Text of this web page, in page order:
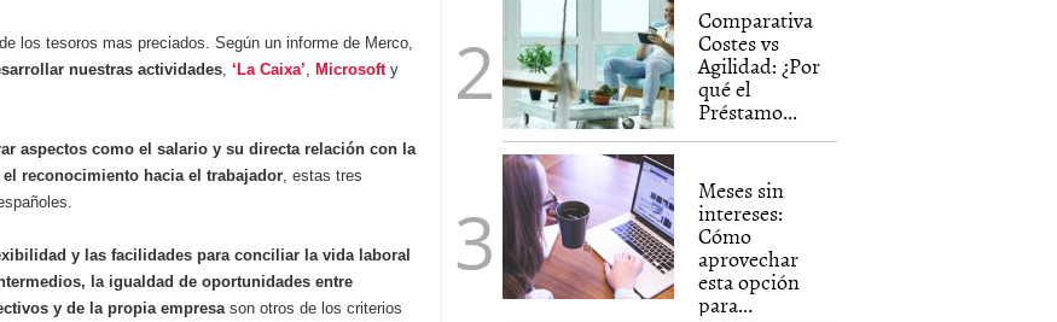
los tesoros mas preciados. Según un informe de Merco,
nuestras actividades, ‘La Caixa’, Microsofty
aspectos como el salario y su directa relación con la
reconocimiento hacia el trabajador, estas tres
y las facilidades para conciliar la vida laboral
la igualdad de oportunidades entre
y de la propia empresason otros de los criterios
Comparativa
Costes vs
Agilidad: ¿Por
qué el
Préstamo...
Meses sin
intereses:
Cómo
aprovechar
esta opción
para...